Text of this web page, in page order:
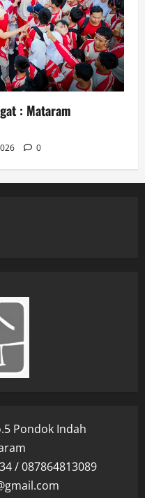
: Mataram
0
Pondok Indah
/ 087864813089